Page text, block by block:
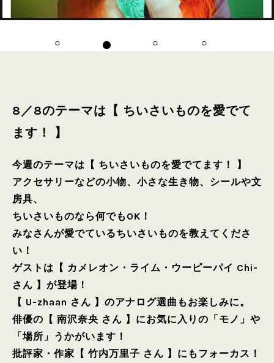
8／8のテーマは【 ちいさいものを愛でて
ます！ 】
今週のテーマは【 ちいさいものを愛でてます！ 】
アクセサリーなどの小物、小さな生き物、シールや文
房具、
ちいさいものなら何でもOK！
みなさんが愛でているちいさいものを教えてくださ
い！
ゲストは【 カメレオン・ライム・ウーピーパイ Chi-
さん 】が登場！
【 U-zhaan さん 】のアナログ選曲もお楽しみに。
俳優の【 南沢奈央 さん 】にお気に入りの「モノ」や
「場所」うかがいます！
批評家・作家【 竹内万里子 さん 】にもフォーカス！